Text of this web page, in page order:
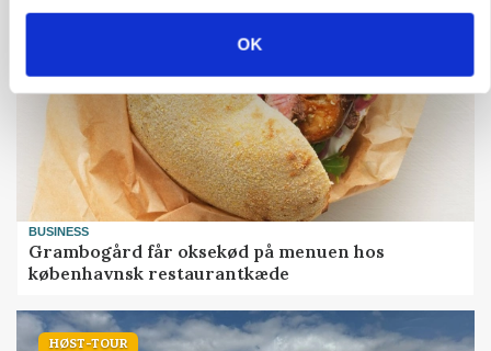
OK
BUSINESS
Grambogård får oksekød på menuen hos
københavnsk restaurantkæde
HØST-TOUR